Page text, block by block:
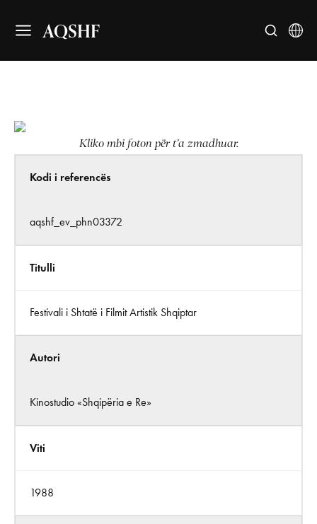
AQSHF
Kliko mbi foton për t’a zmadhuar.
Kodi i referencës
aqshf_ev_phn03372
Titulli
Festivali i Shtatë i Filmit Artistik Shqiptar
Autori
Kinostudio «Shqipëria e Re»
Viti
1988